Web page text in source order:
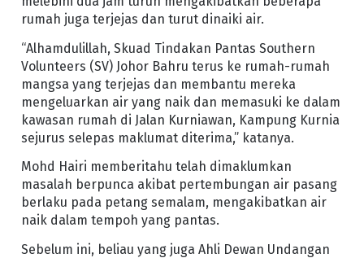
rumah juga terjejas dan turut dinaiki air.
“Alhamdulillah, Skuad Tindakan Pantas Southern
Volunteers (SV) Johor Bahru terus ke rumah-rumah
mangsa yang terjejas dan membantu mereka
mengeluarkan air yang naik dan memasuki ke dalam
kawasan rumah di Jalan Kurniawan, Kampung Kurnia
sejurus selepas maklumat diterima,” katanya.
Mohd Hairi memberitahu telah dimaklumkan
masalah berpunca akibat pertembungan air pasang
berlaku pada petang semalam, mengakibatkan air
naik dalam tempoh yang pantas.
Sebelum ini, beliau yang juga Ahli Dewan Undangan